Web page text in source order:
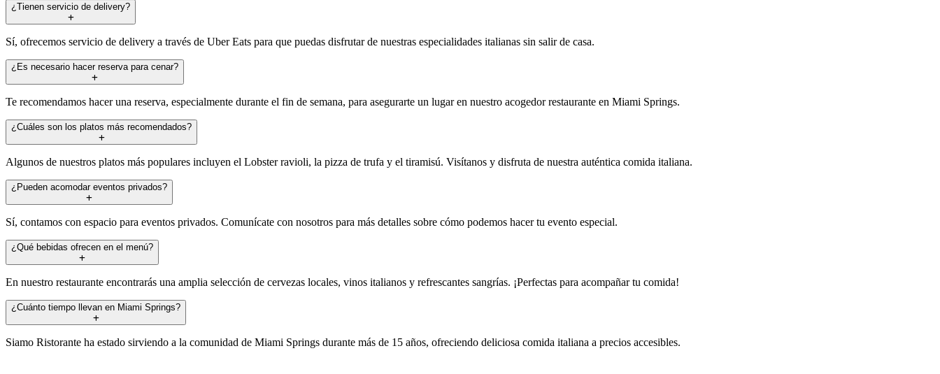
¿Tienen servicio de delivery?
Sí, ofrecemos servicio de delivery a través de Uber Eats para que puedas disfrutar de nuestras especialidades italianas sin salir de casa.
¿Es necesario hacer reserva para cenar?
Te recomendamos hacer una reserva, especialmente durante el fin de semana, para asegurarte un lugar en nuestro acogedor restaurante en Miami Springs.
¿Cuáles son los platos más recomendados?
Algunos de nuestros platos más populares incluyen el Lobster ravioli, la pizza de trufa y el tiramisú. Visítanos y disfruta de nuestra auténtica comida italiana.
¿Pueden acomodar eventos privados?
Sí, contamos con espacio para eventos privados. Comunícate con nosotros para más detalles sobre cómo podemos hacer tu evento especial.
¿Qué bebidas ofrecen en el menú?
En nuestro restaurante encontrarás una amplia selección de cervezas locales, vinos italianos y refrescantes sangrías. ¡Perfectas para acompañar tu comida!
¿Cuánto tiempo llevan en Miami Springs?
Siamo Ristorante ha estado sirviendo a la comunidad de Miami Springs durante más de 15 años, ofreciendo deliciosa comida italiana a precios accesibles.